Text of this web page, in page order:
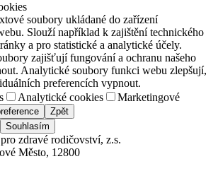
soubory ukládané do zařízení
Slouží například k zajištění technického
a pro statistické a analytické účely.
zajišťují fungování a ochranu našeho
Analytické soubory funkci webu zlepšují,
preferencích vypnout.
Analytické cookies
Marketingové
Zpět
Souhlasím
zdravé rodičovství, z.s.
Město, 12800